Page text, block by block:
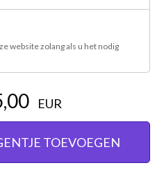
website zolang als u het nodig
EUR
TOEVOEGEN